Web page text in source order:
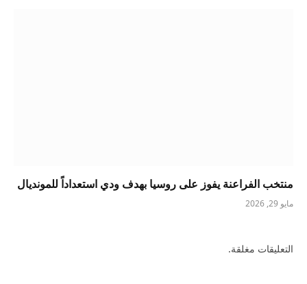
منتخب الفراعنة يفوز على روسيا بهدف ودي استعداداً للمونديال
مايو 29, 2026
التعليقات مغلقة.